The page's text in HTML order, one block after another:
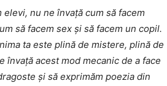
nu ne învață cum să facem
să facem sex și să facem un copil.
ta este plină de mistere, plină de
învață acest mod mecanic de a face
și să exprimăm poezia din